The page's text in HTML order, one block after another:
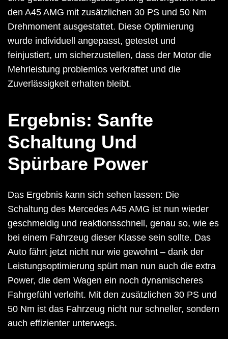
den A45 AMG mit zusätzlichen 30 PS und 50 Nm
Drehmoment ausgestattet. Diese Optimierung
wurde individuell angepasst, getestet und
feinjustiert, um sicherzustellen, dass der Motor die
Mehrleistung problemlos verkraftet und die
Zuverlässigkeit erhalten bleibt.
Ergebnis: Sanfte
Schaltung Und
Spürbare Power
Das Ergebnis kann sich sehen lassen: Die
Schaltung des Mercedes A45 AMG ist nun wieder
geschmeidig und reaktionsschnell, genau so, wie es
bei einem Fahrzeug dieser Klasse sein sollte. Das
Auto fährt jetzt nicht nur wie gewohnt – dank der
Leistungsoptimierung spürt man nun auch die extra
Power, die dem Wagen ein noch dynamischeres
Fahrgefühl verleiht. Mit den zusätzlichen 30 PS und
50 Nm ist das Fahrzeug nicht nur schneller, sondern
auch effizienter unterwegs.